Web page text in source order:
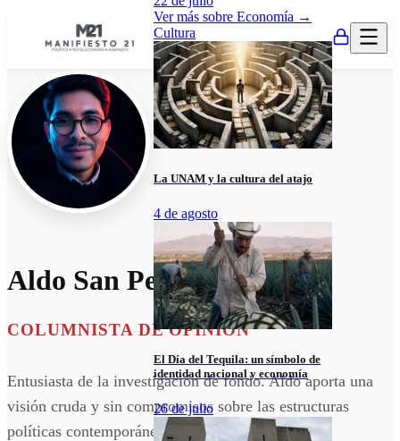
Ver más sobre Economía →
Cultura
La UNAM y la cultura del atajo
4 de agosto
El Día del Tequila: un símbolo de
identidad nacional y economía
26 de julio
Aldo San Pedro
COLUMNISTA DE OPINIÓN
Entusiasta de la investigación de fondo. Aldo aporta una
visión cruda y sin compromisos sobre las estructuras
políticas contemporáneas e internacionales.